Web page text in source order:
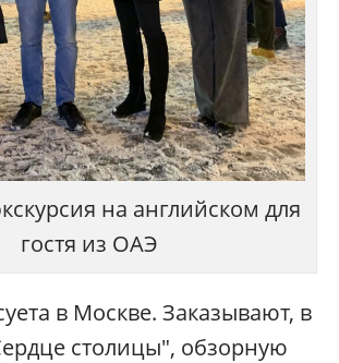
на английском для
гостя из ОАЭ
в Москве. Заказывают, в
столицы", обзорную